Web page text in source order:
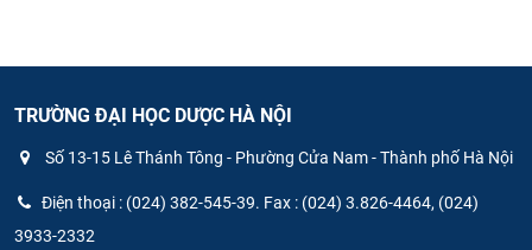
TRƯỜNG ĐẠI HỌC DƯỢC HÀ NỘI
Số 13-15 Lê Thánh Tông - Phường Cửa Nam - Thành phố Hà Nội
Điện thoại : (024) 382-545-39. Fax : (024) 3.826-4464, (024)
3933-2332